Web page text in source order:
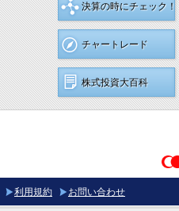
決算の時にチェック！
チャートレード
株式投資大百科
利用規約 お問い合わせ